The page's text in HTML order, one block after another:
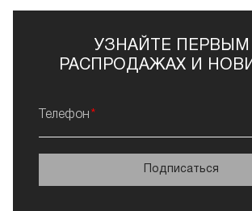
УЗНАЙТЕ ПЕРВЫМ
РАСПРОДАЖАХ И
Телефон
Подписаться